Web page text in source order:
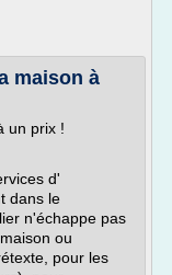
maison à
un prix !
d'
dans le
n'échappe pas
ou
pour les